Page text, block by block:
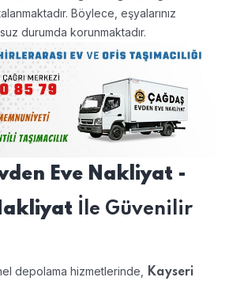
Böylece, eşyalarınız
durumda korunmaktadır.
Eve Nakliyat -
İle Güvenilir
depolama hizmetlerinde,
Kayseri